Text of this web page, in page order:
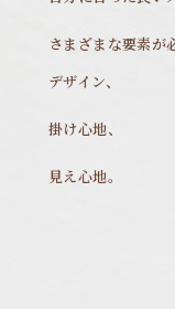
さまざまな要素が
デザイン、
掛け心地、
見え心地。